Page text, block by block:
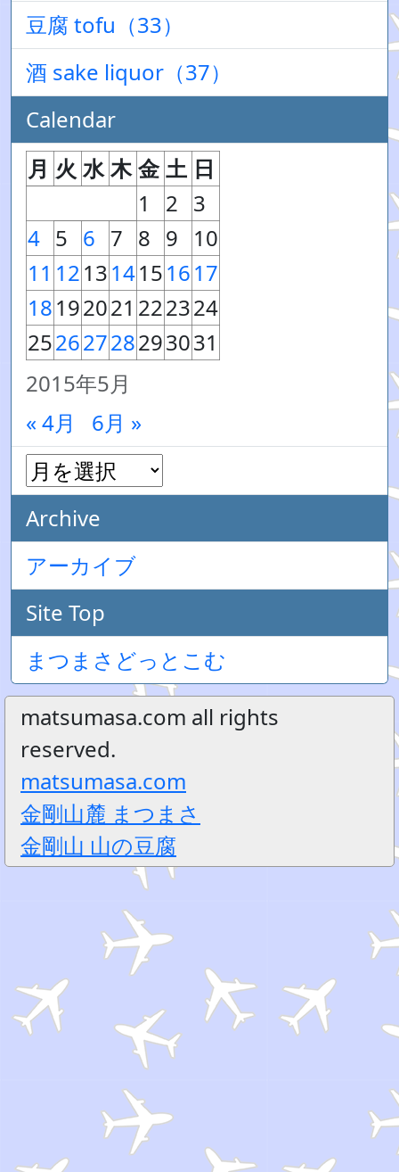
豆腐 tofu（33）
酒 sake liquor（37）
Calendar
2015年5月
月 火 水 木 金 土 日
1
2 3
4 5 6 7 8 9
10
11 121314151617
18192021 222324
25262728293031
« 4月 6月 »
Archive
アーカイブ
Site Top
まつまさどっとこむ
matsumasa.com all rights
reserved.
matsumasa.com
金剛山麓 まつまさ
金剛山 山の豆腐